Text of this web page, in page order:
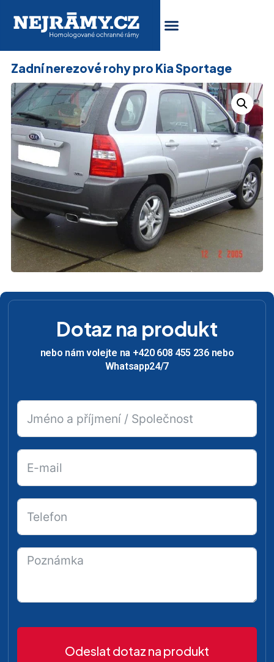
Zadní nerezové rohy pro Kia Sportage
Dotaz na produkt
nebo nám volejte na +420 608 455 236 nebo
Whatsapp24/7
Odeslat dotaz na produkt